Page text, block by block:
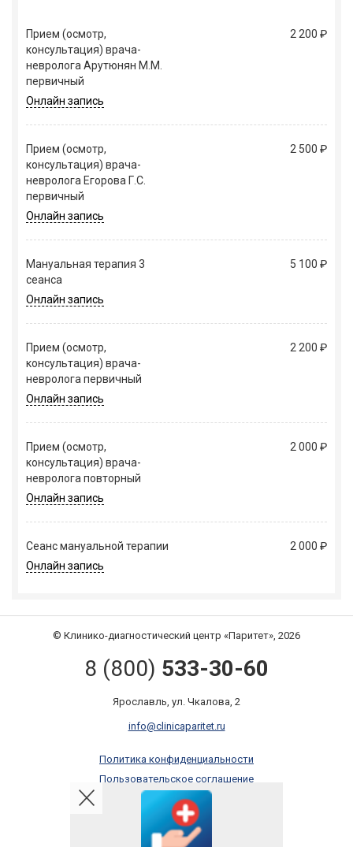
Прием (осмотр,
консультация) врача-
невролога Арутюнян М.М.
первичный
2 200 ₽
Онлайн запись
Прием (осмотр,
консультация) врача-
невролога Егорова Г.С.
первичный
2 500 ₽
Онлайн запись
Мануальная терапия 3
сеанса
5 100 ₽
Онлайн запись
Прием (осмотр,
консультация) врача-
невролога первичный
2 200 ₽
Онлайн запись
Прием (осмотр,
консультация) врача-
невролога повторный
2 000 ₽
Онлайн запись
Сеанс мануальной терапии
2 000 ₽
Онлайн запись
© Клинико-диагностический центр «Паритет», 2026
8 (800) 533-30-60
Ярославль, ул. Чкалова, 2
info@clinicaparitet.ru
Политика конфиденциальности
Пользовательское соглашение
Правила оказания платных услуг